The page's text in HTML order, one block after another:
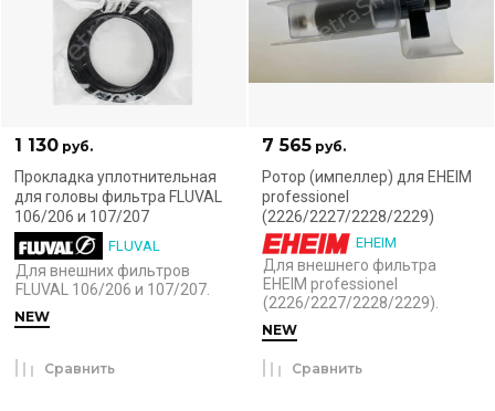
1 130 руб.
Прокладка уплотнительная
для головы фильтра FLUVAL
106/206 и 107/207
FLUVAL
Для внешних фильтров
FLUVAL 106/206 и 107/207.
NEW
Сравнить
7 565 руб.
Ротор (импеллер) для EHEIM
professionel
(2226/2227/2228/2229)
EHEIM
Для внешнего фильтра
EHEIM professionel
(2226/2227/2228/2229).
NEW
Сравнить